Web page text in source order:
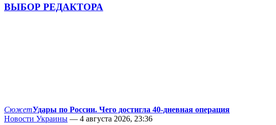
ВЫБОР РЕДАКТОРА
СюжетУдары по России. Чего достигла 40-дневная операция
Новости Украины — 4 августа 2026, 23:36